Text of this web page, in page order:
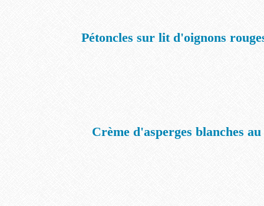
Pétoncles sur lit d'oignons
Crème d'asperges blanches au